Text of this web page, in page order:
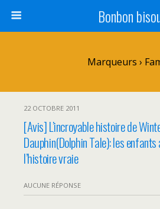
Bonbon
Marqueurs ›
22 OCTOBRE 2011
[Avis] L’incroyable histoire de
Dauphin(Dolphin Tale): les
l’histoire vraie
AUCUNE RÉPONSE